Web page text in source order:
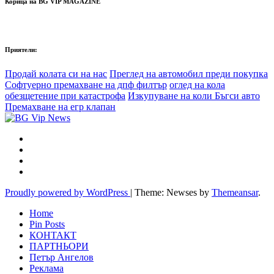
Приятели:
Продай колата си на нас Преглед на автомобил преди покупка
Софтуерно премахване на дпф филтър оглед на кола
обезщетение при катастрофа Изкупуване на коли Бъгси авто
Премахване на егр клапан
Proudly powered by WordPress Theme: Newses by Themeansar.
Home
Pin Posts
КОНТАКТ
ПАРТНЬОРИ
Петър Ангелов
Реклама